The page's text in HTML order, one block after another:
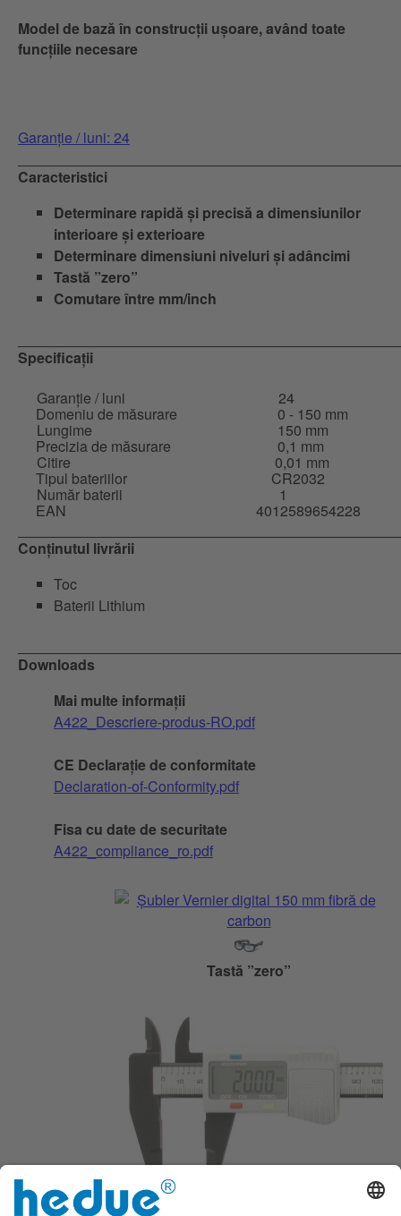
Model de bază în construcții ușoare, având toate
funcțiile necesare
Garanție / luni: 24
Caracteristici
Determinare rapidă și precisă a dimensiunilor
interioare și exterioare
Determinare dimensiuni niveluri și adâncimi
Tastă ”zero”
Comutare între mm/inch
Specificații
Garanție / luni
24
Domeniu de măsurare 0 - 150 mm
Lungime 150 mm
Precizia de măsurare 0,1 mm
Citire 0,01 mm
Tipul bateriilor CR2032
Număr baterii 1
EAN
4012589654228
Conținutul livrării
Toc
Baterii Lithium
Downloads
Mai multe informații
A422_Descriere-produs-RO.pdf
CE Declarație de conformitate
Declaration-of-Conformity.pdf
Fisa cu date de securitate
A422_compliance_ro.pdf
Tastă ”zero”
Determinare rapidă și precisă a